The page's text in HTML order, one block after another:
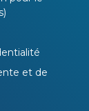
et de